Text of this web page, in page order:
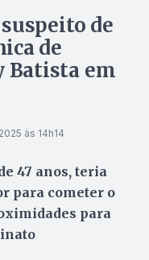
de
de
Batista em
às 14h14
47 anos, teria
para cometer o
para